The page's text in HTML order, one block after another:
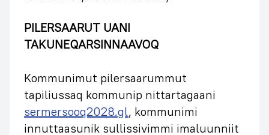
PILERSAARUT UANI
TAKUNEQARSINNAAVOQ
Kommunimut pilersaarummut
tapiliussaq kommunip nittartagaani
sermersooq2028.gl, kommunimi
innuttaasunik sullissivimmi imaluunniit